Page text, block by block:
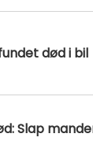
død i bil
Slap